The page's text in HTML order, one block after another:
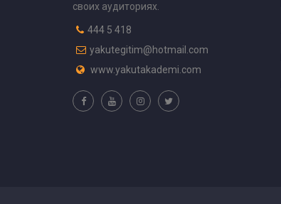
своих аудиториях.
444 5 418
yakutegitim@hotmail.com
www.yakutakademi.com